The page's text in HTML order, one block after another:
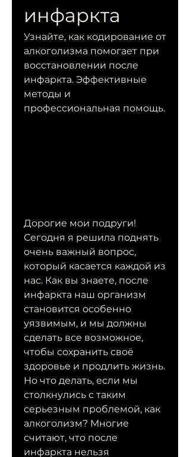
инфаркта
Узнайте, как кодирование от
алкоголизма помогает при
восстановлении после
инфаркта. Эффективные
методы и
профессиональная помощь.
Дорогие мои подруги!
Сегодня я решила поднять
очень важный вопрос,
который касается каждой из
нас. Как вы знаете, после
инфаркта наш организм
становится особенно
уязвимым, и мы должны
сделать все возможное,
чтобы сохранить своё
здоровье и продлить жизнь.
Но что делать, если мы
столкнулись с таким
серьезным проблемой, как
алкоголизм? Многие
считают, что после
инфаркта нельзя